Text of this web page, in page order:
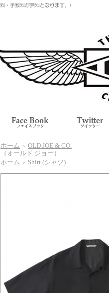
ホーム ＞ OLD JOE & CO.
（オールド ジョー）
ホーム ＞ Shirt (シャツ)